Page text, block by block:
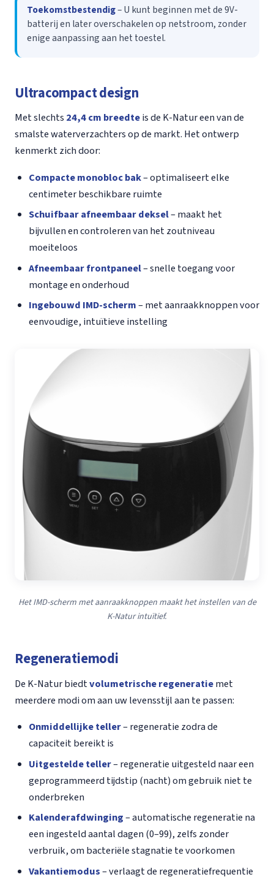
Toekomstbestendig– U kunt beginnen met de 9V-
batterij en later overschakelen op netstroom, zonder
enige aanpassing aan het toestel.
Ultracompact design
Met slechts 24,4 cm breedteis de K-Natur een van de
smalste waterverzachters op de markt. Het ontwerp
kenmerkt zich door:
Compacte monobloc bak– optimaliseert elke
centimeter beschikbare ruimte
Schuifbaar afneembaar deksel– maakt het
bijvullen en controleren van het zoutniveau
moeiteloos
Afneembaar frontpaneel– snelle toegang voor
montage en onderhoud
Ingebouwd IMD-scherm– met aanraakknoppen voor
eenvoudige, intuïtieve instelling
Het IMD-scherm met aanraakknoppen maakt het instellen van de
K-Natur intuïtief.
Regeneratiemodi
De K-Natur biedtvolumetrische regeneratiemet
meerdere modi om aan uw levensstijl aan te passen:
Onmiddellijke teller– regeneratie zodra de
capaciteit bereikt is
Uitgestelde teller– regeneratie uitgesteld naar een
geprogrammeerd tijdstip (nacht) om gebruik niet te
onderbreken
Kalenderafdwinging– automatische regeneratie na
een ingesteld aantal dagen (0–99), zelfs zonder
verbruik, om bacteriële stagnatie te voorkomen
Vakantiemodus– verlaagt de regeneratiefrequentie